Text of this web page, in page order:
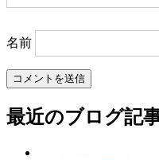
名前
最近のブログ記